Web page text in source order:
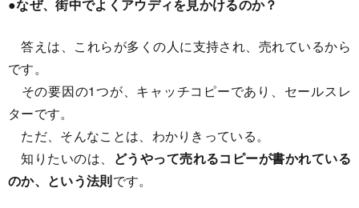
●なぜ、街中でよくアウディを見かけるのか？
答えは、これらが多くの人に支持され、売れているから
です。
その要因の1つが、キャッチコピーであり、セールスレ
ターです。
ただ、そんなことは、わかりきっている。
知りたいのは、 どうやって売れるコピーが書かれている
のか、という法則です。